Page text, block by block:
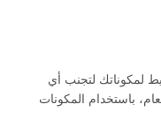
لمكوناتك لتجنب أي
باستخدام المكونات